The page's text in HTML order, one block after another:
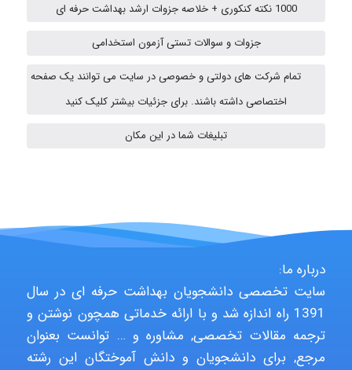
Alirez0990
malekf
abolfazlkoshehe
1000 نکته کنکوری + خلاصه جزوات ارشد بهداشت حرفه ای
جزوات و سوالات تستی آزمون استخدامی
تمام شرکت های دولتی و خصوصی در سایت می توانند یک صفحه
اختصاصی داشته باشند. برای جزئیات بیشتر کلیک کنید
تبلیغات شما در این مکان
درباره ما:
سایت تخصصی دانشجویان بهداشت حرفه ای در سال
1391 راه اندازه شد و با ارائه خدماتی همچون نوشتن و
ترجمه مقالات تخصصی, مشاوره و … توانست بعنوان
مرجع, برای دانشجویان و دانش آموختگان این رشته